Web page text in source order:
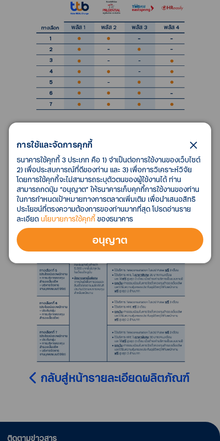
กลับสู่หน้ารายละเอียดผลิตภัณฑ์
การใช้และจัดการคุกกี้
ธนาคารใช้คุกกี้ 3 ประเภท คือ 1) จำเป็นต่อการใช้งานของเว็บไซต์
2) เพื่อประสบการณ์ที่ดีของท่าน และ 3) เพื่อการวิเคราะห์วิจัย
โดยการใช้คุกกี้จะไม่สามารถระบุตัวตนของผู้ใช้งานได้ ท่าน
สามารถกดปุ่ม “อนุญาต” ให้ธนาคารเก็บคุกกี้การใช้งานของท่าน
ในการกำหนดเป้าหมายทางการตลาดเพิ่มเติม เพื่อนำเสนอสิทธิ
ประโยชน์ที่ตรงความต้องการของท่านมากที่สุด โปรดอ่านราย
ละเอียด นโยบายการใช้คุกกี้ของธนาคาร
อนุญาต
ติดตามข่าวสาร